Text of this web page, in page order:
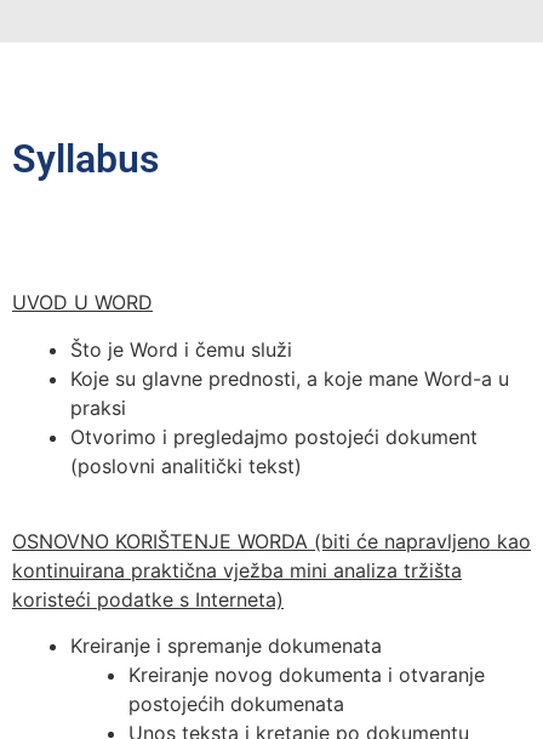
Syllabus
UVOD U WORD
Što je Word i čemu služi
Koje su glavne prednosti, a koje mane Word-a u
praksi
Otvorimo i pregledajmo postojeći dokument
(poslovni analitički tekst)
OSNOVNO KORIŠTENJE WORDA (biti će napravljeno kao
kontinuirana praktična vježba mini analiza tržišta
koristeći podatke s Interneta)
Kreiranje i spremanje dokumenata
Kreiranje novog dokumenta i otvaranje
postojećih dokumenata
Unos teksta i kretanje po dokumentu